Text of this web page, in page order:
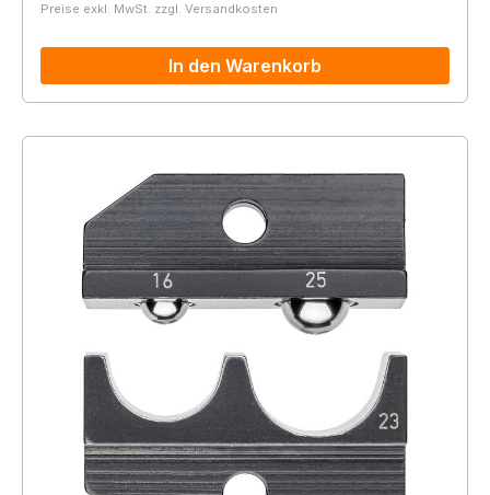
Preise exkl. MwSt. zzgl. Versandkosten
In den Warenkorb